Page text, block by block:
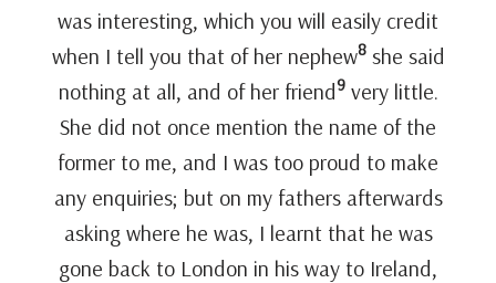
was interesting, which you will easily credit
when I tell you that of her nephew8she said
nothing at all, and of her friend9very little.
She did not once mention the name of the
former to me, and I was too proud to make
any enquiries; but on my fathers afterwards
asking where he was, I learnt that he was
gone back to London in his way to Ireland,